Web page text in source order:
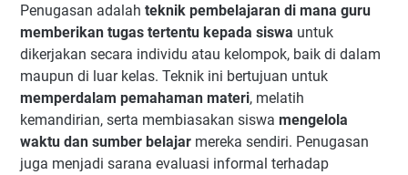
Penugasan adalah teknik pembelajaran di mana guru
memberikan tugas tertentu kepada siswa untuk
dikerjakan secara individu atau kelompok, baik di dalam
maupun di luar kelas. Teknik ini bertujuan untuk
memperdalam pemahaman materi, melatih
kemandirian, serta membiasakan siswa mengelola
waktu dan sumber belajar mereka sendiri. Penugasan
juga menjadi sarana evaluasi informal terhadap